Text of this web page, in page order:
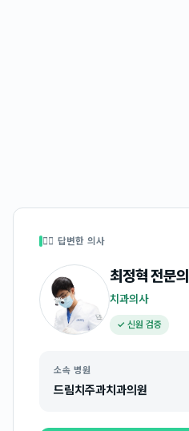
👩‍⚕️ 답변한 의사
최정혁전문의
치과의사
✓ 신원 검증
소속 병원
드림치주과치과의원